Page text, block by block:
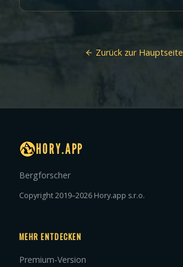
Zurück zur Hauptseite
HORY.APP
Bergforscher
Copyright 2019–2026 Hory.app s.r.o.
MEHR ENTDECKEN
Premium-Version